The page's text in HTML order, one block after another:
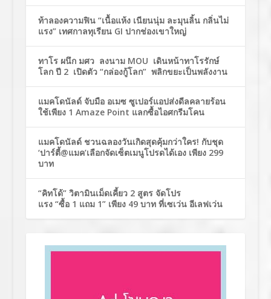
ท้าลองความฟิน “เนื้อแห้ง เนียนนุ่ม ละมุนลิ้น กลิ่นไม่
แรง” เทศกาลทุเรียน GI ปากช่องเขาใหญ่
ทาโร ผนึก มศว ลงนาม MOU เดินหน้าทาโรรักษ์
โลก ปี 2 เปิดตัว “กล่องกู้โลก” พลิกขยะเป็นพลังงาน
แมคโดนัลด์ จับมือ อเมซ ซูเปอร์แอปส่งดีลคลายร้อน
ใช้เพียง 1 Amaze Point แลกซื้อไอศกรีมโคน
แมคโดนัลด์ ชวนฉลองวันเกิดสุดคุ้มกว่าใคร! กับชุด
‘ปาร์ตี้@แมค’เลือกจัดเซ็ตเมนูโปรดได้เอง เพียง 299
บาท
“คิทโด้” วิตามินเม็ดเคี้ยว 2 สูตร จัดโปร
แรง “ซื้อ 1 แถม 1” เพียง 49 บาท ที่เซเว่น อีเลฟเว่น